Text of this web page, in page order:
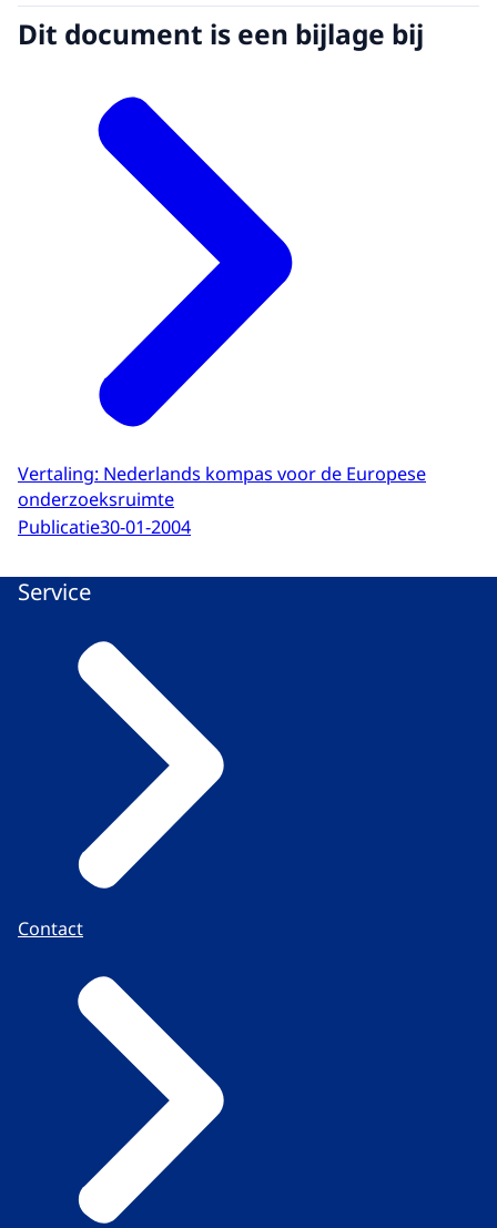
Dit document is een bijlage bij
Vertaling: Nederlands kompas voor de Europese
onderzoeksruimte
Publicatie30-01-2004
Service
Contact